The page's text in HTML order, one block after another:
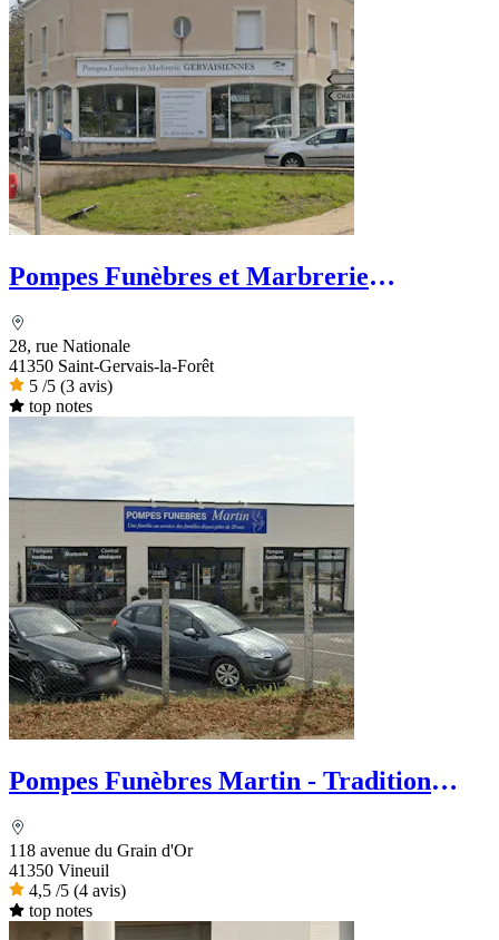
Pompes Funèbres et Marbrerie
28, rue Nationale
41350 Saint-Gervais-la-Forêt
5 /5 (3 avis)
top notes
Pompes Funèbres Martin - Tradition
118 avenue du Grain d'Or
41350 Vineuil
4,5 /5 (4 avis)
top notes